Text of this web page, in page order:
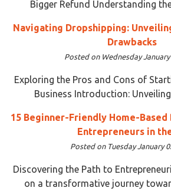
Bigger Refund Understanding
Navigating Dropshipping:
Drawbacks
Posted on Wednesday January
Exploring the Pros and Cons of
Business Introduction:
15 Beginner-Friendly Home-
Entrepreneurs in
Posted on Tuesday January
Discovering the Path to
on a transformative journey